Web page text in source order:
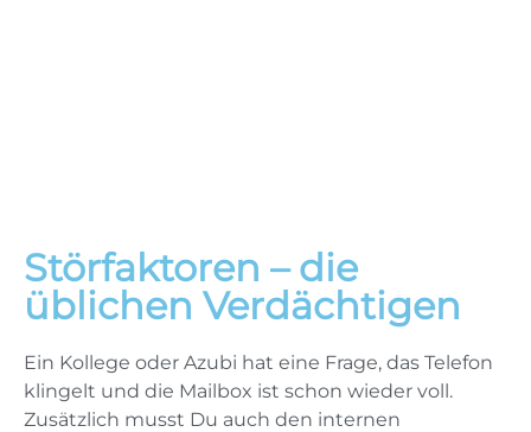
Störfaktoren – die
üblichen Verdächtigen
Ein Kollege oder Azubi hat eine Frage, das Telefon
klingelt und die Mailbox ist schon wieder voll.
Zusätzlich musst Du auch den internen